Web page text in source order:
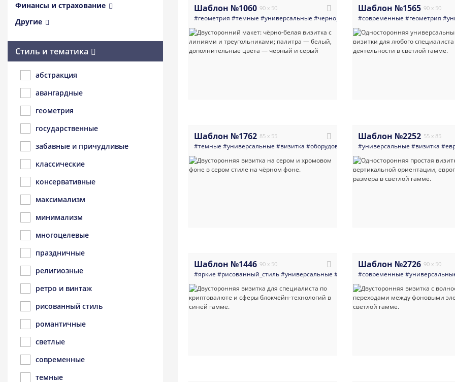
Финансы и страхование
Другие
Стиль и тематика
абстракция
авангардные
геометрия
государственные
забавные и причудливые
классические
консервативные
максимализм
минимализм
многоцелевые
праздничные
религиозные
ретро и винтаж
рисованный стиль
романтичные
светлые
современные
темные
Шаблон №1060 90 x 50
#геометрия #темные #универсальные #черно_белое #черно_белая
Шаблон №1565 90 x 50
#современные #геометрия
Шаблон №1762 85 x 55
#темные #универсальные #визитка #оборудование_и_инструменты
Шаблон №2252 55 x 85
#универсальные #визитка
Шаблон №1446 90 x 50
#яркие #рисованный_стиль#универсальные #визитка#финансы #светлые
Шаблон №2726 90 x 50
#современные